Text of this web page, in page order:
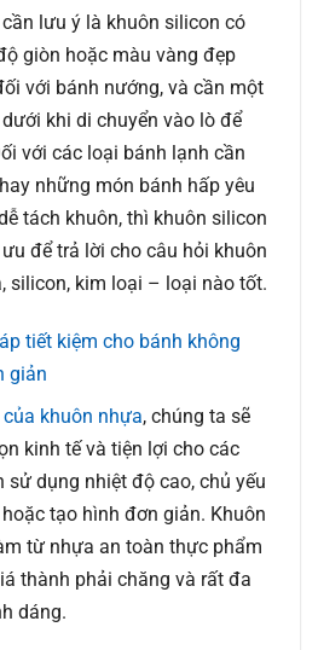
lưu ý là khuôn silicon có
giòn hoặc màu vàng đẹp
với bánh nướng, và cần một
khi di chuyển vào lò để
với các loại bánh lạnh cần
những món bánh hấp yêu
tách khuôn, thì khuôn silicon
để trả lời cho câu hỏi khuôn
silicon, kim loại – loại nào tốt.
tiết kiệm cho bánh không
giản
khuôn nhựa, chúng ta sẽ
kinh tế và tiện lợi cho các
sử dụng nhiệt độ cao, chủ yếu
tạo hình đơn giản. Khuôn
từ nhựa an toàn thực phẩm
thành phải chăng và rất đa
dáng.